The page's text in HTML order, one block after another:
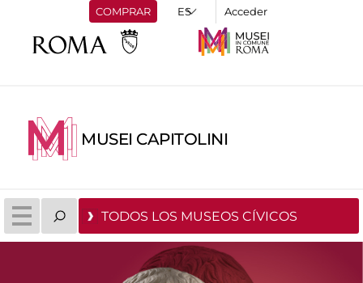
COMPRAR Acceder
MUSEI CAPITOLINI
TODOS LOS MUSEOS CÍVICOS